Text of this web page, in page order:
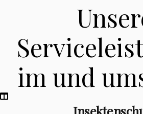
im und